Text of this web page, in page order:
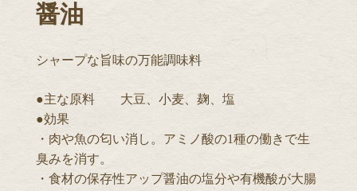
醤油
シャープな旨味の万能調味料
●主な原料 大豆、小麦、麹、塩
●効果
・肉や魚の匂い消し。アミノ酸の1種の働きで生
臭みを消す。
・食材の保存性アップ醤油の塩分や有機酸が大腸